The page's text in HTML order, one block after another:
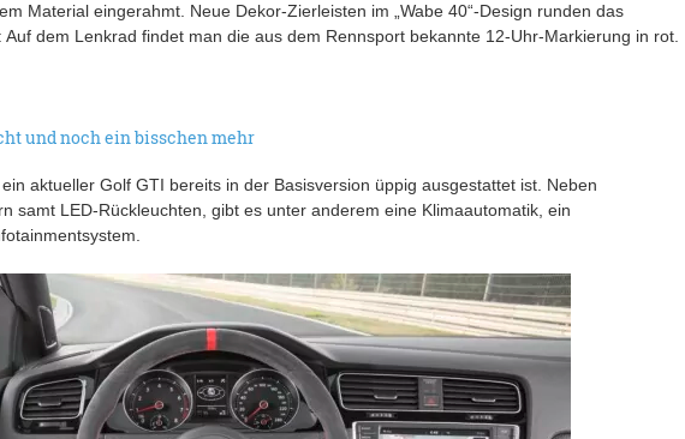
Material eingerahmt. Neue Dekor-Zierleisten im „Wabe 40“-Design runden das
dem Lenkrad findet man die aus dem Rennsport bekannte 12-Uhr-Markierung in rot.
und noch ein bisschen mehr
aktueller Golf GTI bereits in der Basisversion üppig ausgestattet ist. Neben
samt LED-Rückleuchten, gibt es unter anderem eine Klimaautomatik, ein